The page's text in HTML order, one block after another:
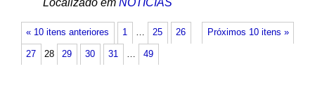
Localizado em NOTÍCIAS
« 10 itens anteriores Próximos 10 itens »
1 … 25 26
27 28 29 30 31 … 49